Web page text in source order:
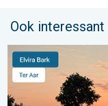
Ook interessant
De weerfoto van de